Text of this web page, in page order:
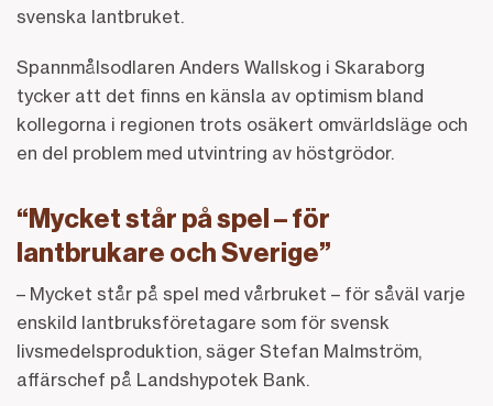
svenska lantbruket.
Spannmålsodlaren Anders Wallskog i Skaraborg
tycker att det finns en känsla av optimism bland
kollegorna i regionen trots osäkert omvärldsläge och
en del problem med utvintring av höstgrödor.
“Mycket står på spel – för
lantbrukare och Sverige”
– Mycket står på spel med vårbruket – för såväl varje
enskild lantbruksföretagare som för svensk
livsmedelsproduktion, säger Stefan Malmström,
affärschef på Landshypotek Bank.